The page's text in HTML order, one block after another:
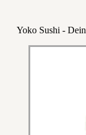
Yoko Sushi -